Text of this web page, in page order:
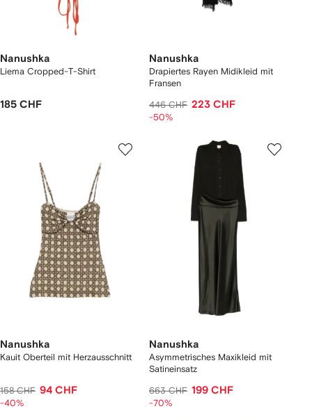
Nanushka
Liema Cropped-T-Shirt
185 CHF
Nanushka
Drapiertes Rayen Midikleid mit
Fransen
446 CHF 223 CHF
-50%
Nanushka
Kauit Oberteil mit Herzausschnitt
158 CHF 94 CHF
-40%
Nanushka
Asymmetrisches Maxikleid mit
Satineinsatz
663 CHF 199 CHF
-70%